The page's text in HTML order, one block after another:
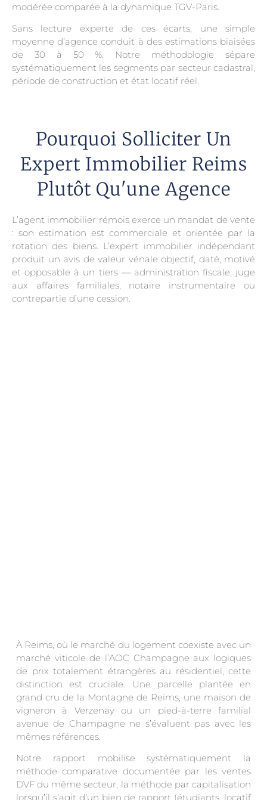
modérée comparée à la dynamique TGV-Paris.
Sans lecture experte de ces écarts, une simple
moyenne d’agence conduit à des estimations biaisées
de 30 à 50 %. Notre méthodologie sépare
systématiquement les segments par secteur cadastral,
période de construction et état locatif réel.
Pourquoi Solliciter Un
Expert Immobilier Reims
Plutôt Qu'une Agence
L’agent immobilier rémois exerce un mandat de vente
: son estimation est commerciale et orientée par la
rotation des biens. L’expert immobilier indépendant
produit un avis de valeur vénale objectif, daté, motivé
et opposable à un tiers — administration fiscale, juge
aux affaires familiales, notaire instrumentaire ou
contrepartie d’une cession.
À Reims, où le marché du logement coexiste avec un
marché viticole de l’AOC Champagne aux logiques
de prix totalement étrangères au résidentiel, cette
distinction est cruciale. Une parcelle plantée en
grand cru de la Montagne de Reims, une maison de
vigneron à Verzenay ou un pied-à-terre familial
avenue de Champagne ne s’évaluent pas avec les
mêmes références.
Notre rapport mobilise systématiquement la
méthode comparative documentée par les ventes
DVF du même secteur, la méthode par capitalisation
lorsqu’il s’agit d’un bien de rapport (étudiants, locatif